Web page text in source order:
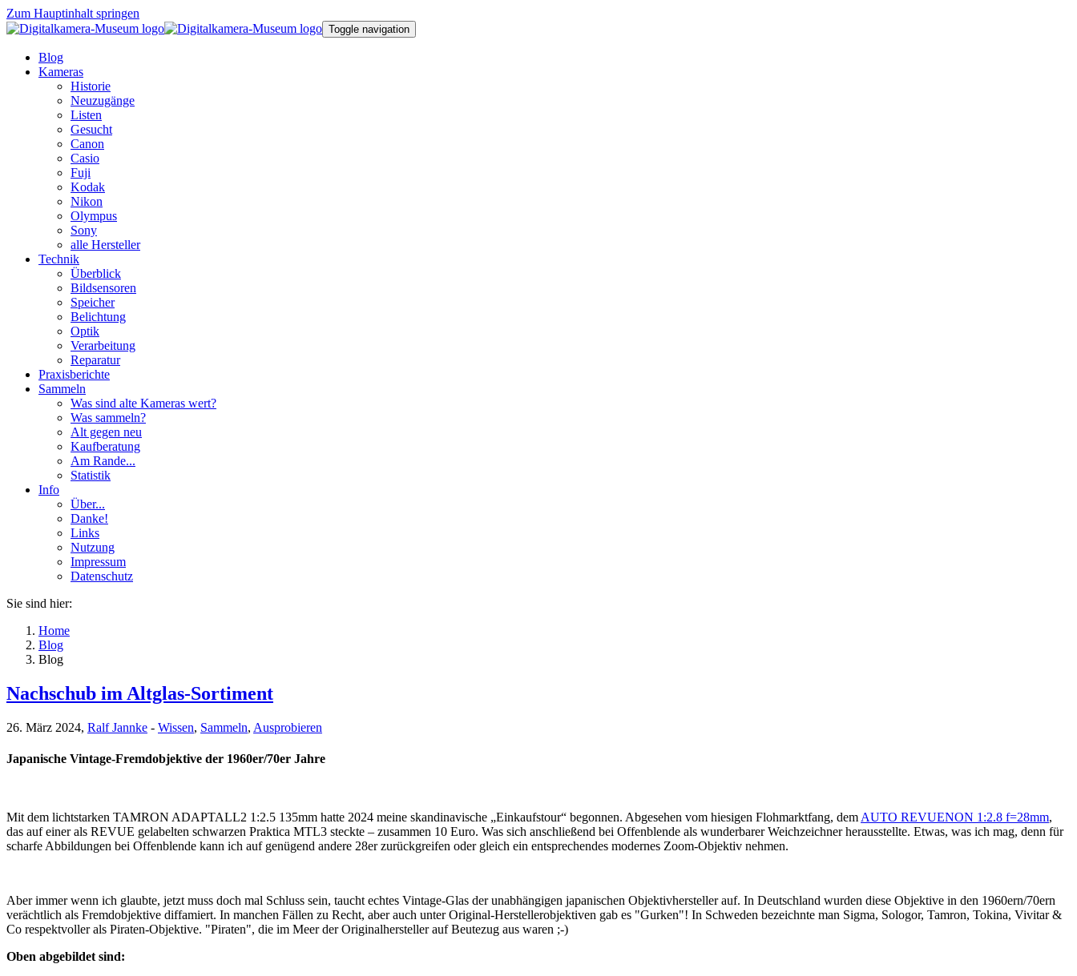
Zum Hauptinhalt springen
Toggle navigation
Blog
Kameras
Historie
Neuzugänge
Listen
Gesucht
Canon
Casio
Fuji
Kodak
Nikon
Olympus
Sony
alle Hersteller
Technik
Überblick
Bildsensoren
Speicher
Belichtung
Optik
Verarbeitung
Reparatur
Praxisberichte
Sammeln
Was sind alte Kameras wert?
Was sammeln?
Alt gegen neu
Kaufberatung
Am Rande...
Statistik
Info
Über...
Danke!
Links
Nutzung
Impressum
Datenschutz
Sie sind hier:
Home
Blog
Blog
Nachschub im Altglas-Sortiment
26. März 2024, Ralf Jannke - Wissen, Sammeln, Ausprobieren
Japanische Vintage-Fremdobjektive der 1960er/70er Jahre
Mit dem lichtstarken TAMRON ADAPTALL2 1:2.5 135mm hatte 2024 meine skandinavische „Einkaufstour“ begonnen. Abgesehen vom hiesigen Flohmarktfang, dem AUTO REVUENON 1:2.8 f=28mm,
das auf einer als REVUE gelabelten schwarzen Praktica MTL3 steckte – zusammen 10 Euro. Was sich anschließend bei Offenblende als wunderbarer Weichzeichner herausstellte. Etwas, was ich mag, denn für
scharfe Abbildungen bei Offenblende kann ich auf genügend andere 28er zurückgreifen oder gleich ein entsprechendes modernes Zoom-Objektiv nehmen.
Aber immer wenn ich glaubte, jetzt muss doch mal Schluss sein, taucht echtes Vintage-Glas der unabhängigen japanischen Objektivhersteller auf. In Deutschland wurden diese Objektive in den 1960ern/70ern
verächtlich als Fremdobjektive diffamiert. In manchen Fällen zu Recht, aber auch unter Original-Herstellerobjektiven gab es "Gurken"! In Schweden bezeichnte man Sigma, Sologor, Tamron, Tokina, Vivitar &
Co respektvoller als Piraten-Objektive. "Piraten", die im Meer der Originalhersteller auf Beutezug aus waren ;-)
Oben abgebildet sind: